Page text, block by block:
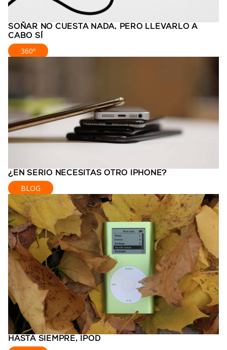
SOÑAR NO CUESTA NADA, PERO LLEVARLO A
CABO SÍ
360º
¿EN SERIO NECESITAS OTRO IPHONE?
BLOG
HASTA SIEMPRE, IPOD